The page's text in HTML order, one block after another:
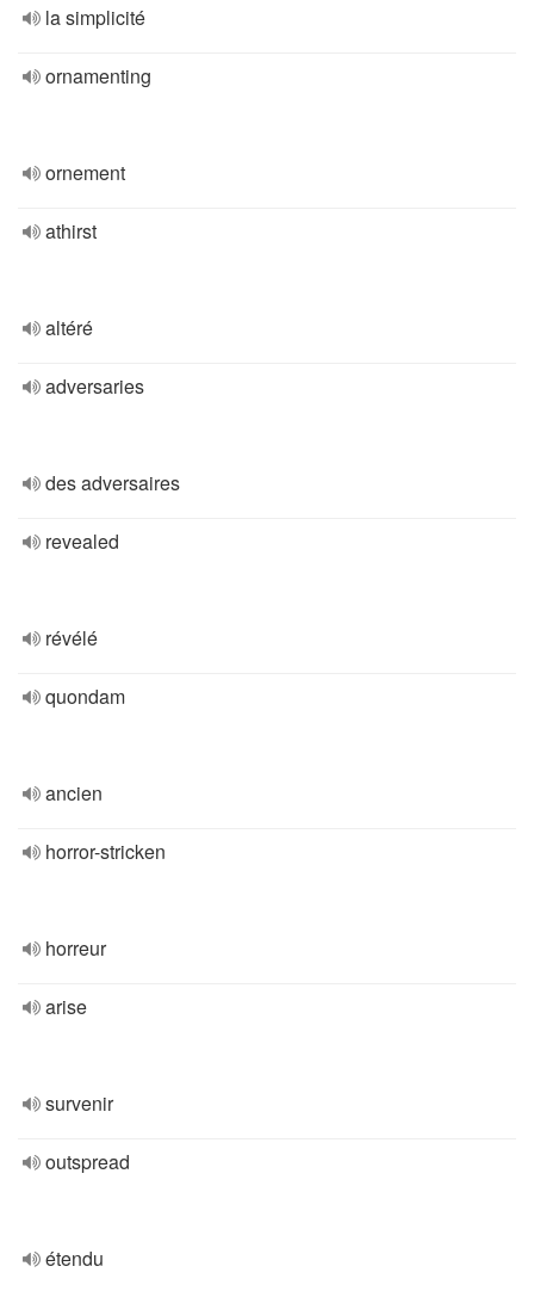
la simplicité
ornamenting
ornement
athirst
altéré
adversaries
des adversaires
revealed
révélé
quondam
ancien
horror-stricken
horreur
arise
survenir
outspread
étendu